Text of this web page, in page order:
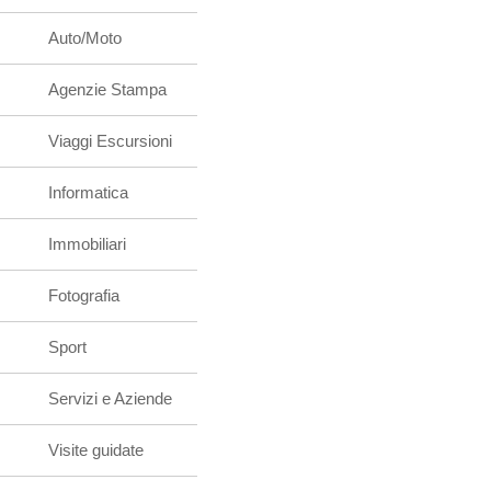
Auto/Moto
Agenzie Stampa
Viaggi Escursioni
Informatica
Immobiliari
Fotografia
Sport
Servizi e Aziende
Visite guidate